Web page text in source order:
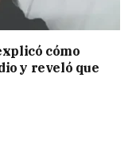
cómo
y reveló que